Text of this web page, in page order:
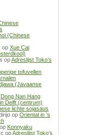
(Chinese
op Xue Cai
opAdreslijst Toko’s
tofuvellen
(Javaanse
Dong Nan Hang
Delft (centrum)
lichte sojasaus
op Oriental in ’s
op Konnyaku
opAdreslijst Toko’s